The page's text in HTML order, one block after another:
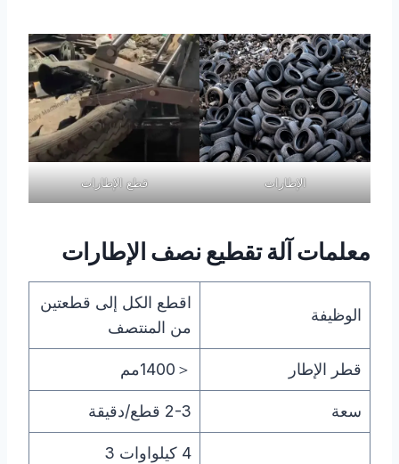
الإطارات قطع الإطارات
معلمات آلة تقطيع نصف الإطارات
الوظيفة
اقطع الكل إلى قطعتين
من المنتصف
قطر الإطار ＜1400مم
سعة 2-3 قطع/دقيقة
4 كيلواوات 3